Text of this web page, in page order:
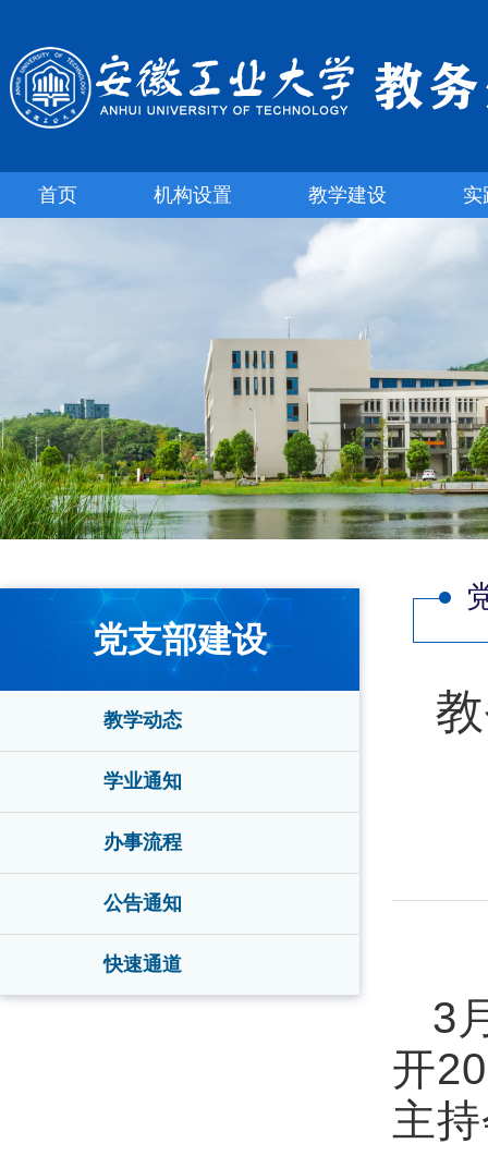
首页 机构设置 教学建设 实
党支部建设
教学动态
学业通知
办事流程
公告通知
快速通道
3
开
主